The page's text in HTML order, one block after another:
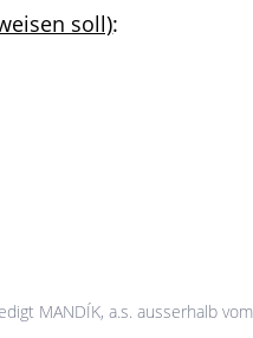
soll):
MANDÍK, a.s. ausserhalb